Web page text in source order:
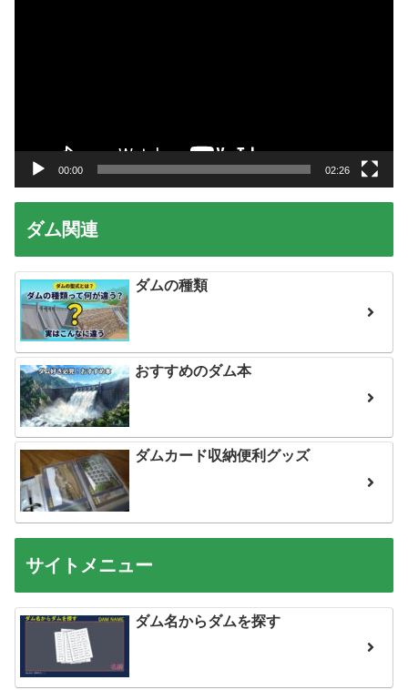
00:00 02:26
ダム関連
ダムの種類
おすすめのダム本
ダムカード収納便利グッズ
サイトメニュー
ダム名からダムを探す